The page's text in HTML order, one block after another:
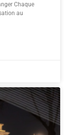
Chaque
au